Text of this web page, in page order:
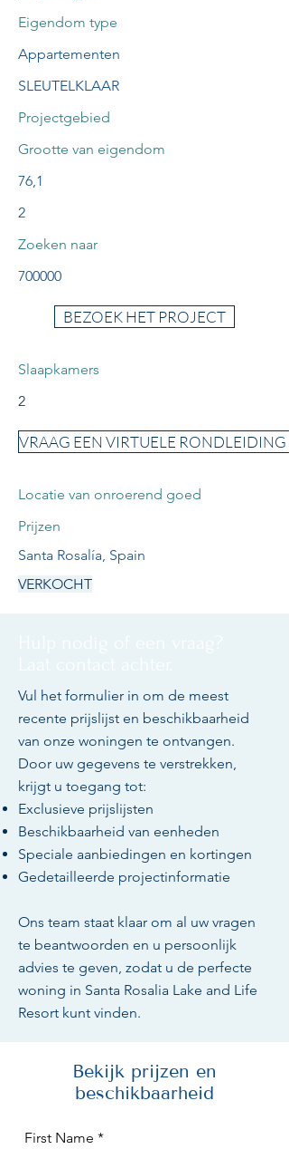
Eigendom type
Appartementen
SLEUTELKLAAR
Projectgebied
Grootte van eigendom
76,1
2
Zoeken naar
700000
BEZOEK HET PROJECT
Slaapkamers
2
VRAAG EEN VIRTUELE RONDLEIDING
Locatie van onroerend goed
Prijzen
Santa Rosalía, Spain
VERKOCHT
Vul het formulier in om de meest
recente prijslijst en beschikbaarheid
van onze woningen te ontvangen.
Door uw gegevens te verstrekken,
krijgt u toegang tot:
Exclusieve prijslijsten
Beschikbaarheid van eenheden
Speciale aanbiedingen en kortingen
Gedetailleerde projectinformatie
Ons team staat klaar om al uw vragen
te beantwoorden en u persoonlijk
advies te geven, zodat u de perfecte
woning in Santa Rosalia Lake and Life
Resort kunt vinden.
Bekijk prijzen en
beschikbaarheid
First Name